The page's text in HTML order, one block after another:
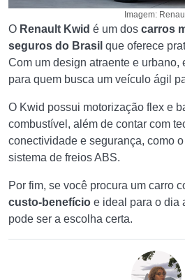
Imagem:
O Renault Kwid é um dos carros
seguros do Brasil que oferece
Com um design atraente e urbano,
para quem busca um veículo ágil
O Kwid possui motorização flex e
combustível, além de contar com
conectividade e segurança, como
sistema de freios ABS.
Por fim, se você procura um carro
custo-benefício e ideal para o dia
pode ser a escolha certa.